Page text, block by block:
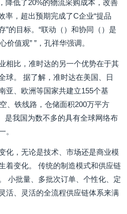
降低了20%的物流采购成本，改善
率，超出预期完成了C企业“提品
”的目标。“联动（）和协同（）是
值观” ”，孔祥华强调。
相比，准时达的另一个优势在于其
球。 据了解，准时达在美国、日
亚、欧洲等国家共建立155个基
、铁线路，仓储面积200万平方
是我国为数不多的具有全球网络布
。
化，无论是技术、市场还是商业模
着变化。 传统的制造模式和供应链
小批量、多批次订单、个性化、定
活、灵活的全流程供应链体系来满